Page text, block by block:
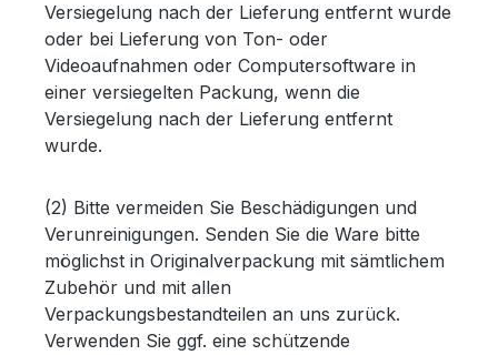
Versiegelung nach der Lieferung entfernt wurde
oder bei Lieferung von Ton- oder
Videoaufnahmen oder Computersoftware in
einer versiegelten Packung, wenn die
Versiegelung nach der Lieferung entfernt
wurde.
(2) Bitte vermeiden Sie Beschädigungen und
Verunreinigungen. Senden Sie die Ware bitte
möglichst in Originalverpackung mit sämtlichem
Zubehör und mit allen
Verpackungsbestandteilen an uns zurück.
Verwenden Sie ggf. eine schützende